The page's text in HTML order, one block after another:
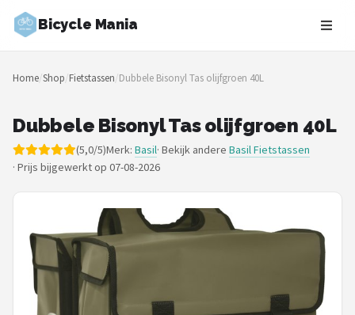
Bicycle Mania
Zoeken
NAVIGATIE
Merken
Blog
Fietsroutes
Kinderfietsen
Stadsfietsen
Home/Shop/Fietstassen/Dubbele Bisonyl Tas olijfgroen 40L
Dubbele Bisonyl Tas olijfgroen 40L
(5,0/5)Merk: Basil· Bekijk andere Basil Fietstassen
· Prijs bijgewerkt op 07-08-2026